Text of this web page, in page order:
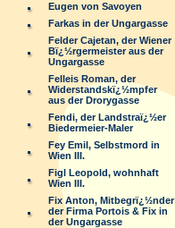
Eugen von Savoyen
Farkas in der Ungargasse
Felder Cajetan, der Wiener
Bï¿½rgermeister aus der
Ungargasse
Felleis Roman, der
Widerstandskï¿½mpfer
aus der Drorygasse
Fendi, der Landstraï¿½er
Biedermeier-Maler
Fey Emil, Selbstmord in
Wien III.
Figl Leopold, wohnhaft
Wien III.
Fix Anton, Mitbegrï¿½nder
der Firma Portois & Fix in
der Ungargasse